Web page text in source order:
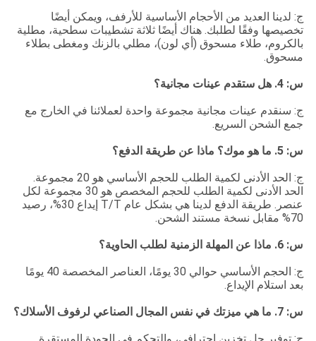
ج: لدينا العديد من الأحجام الأساسية للأرفف، ويمكن أيضًا
تخصيصها وفقًا لطلبك. هناك أيضًا ثلاثة تشطيبات سطحية، مطلية
بالكروم، طلاء مسحوق (أي لون)، مطلي بالزنك ومغطى بطلاء
مسحوق.
س: 4. هل ستقدم عينات مجانية؟
ج: سنقدم عينات مجانية مجموعة واحدة لعملائنا في الخارج مع
جمع الشحن السريع.
س: 5. ما هو موك؟ ماذا عن طريقة الدفع؟
ج: الحد الأدنى لكمية الطلب للحجم الأساسي هو 20 مجموعة.
الحد الأدنى لكمية الطلب للحجم المخصص هو 30 مجموعة لكل
عنصر. طريقة الدفع لدينا هي بشكل عام T/T إيداع 30%، رصيد
70% مقابل نسخة مستند الشحن.
س: 6. ماذا عن المهلة الزمنية لطلب الحاوية؟
ج: الحجم الأساسي حوالي 30 يومًا، العناصر المخصصة 40 يومًا
بعد استلام الإيداع.
س: 7. ما هي ميزتك في نفس المجال الصناعي لرفوف الأسلاك؟